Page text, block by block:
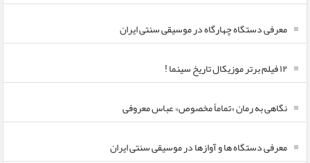
معرفی دستگاه چهارگاه در موسیقی سنتی ایران
۱۲ فیلم برتر موزیکال تاریخ سینما !
نگاهی به رمان «تماماً مخصوص» عباس معروفی
معرفی دستگاه ها و آوازها در موسیقی سنتی ایران